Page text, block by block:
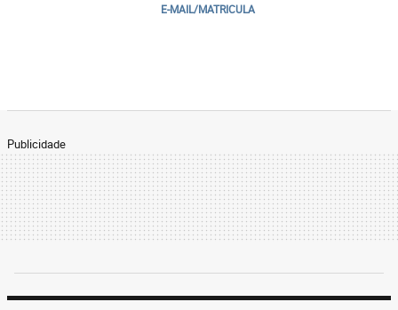
E-MAIL/MATRICULA
Publicidade